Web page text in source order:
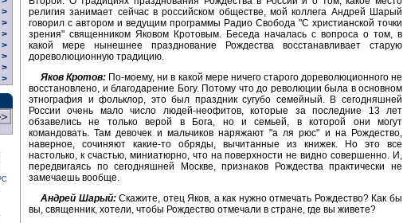
>
>
>
>
>
>
>
религия занимает сейчас в российском обществе, мой коллега Андрей Шарый
говорил с автором и ведущим программы Радио Свобода "С христианской точки
зрения" священником Яковом Кротовым. Беседа началась с вопроса о том, в
какой мере нынешнее празднование Рождества восстанавливает старую
дореволюционную традицию.
Яков Кротов: По-моему, ни в какой мере ничего старого дореволюционного не
восстановлено, и благодарение Богу. Потому что до революции была в основном
этнография и фольклор, это был праздник сугубо семейный. В сегодняшней
России очень мало число людей-неофитов, которые за последние 13 лет
обзавелись не только верой в Бога, но и семьей, в которой они могут
командовать. Там девочек и мальчиков наряжают "а ля рюс" и на Рождество,
наверное, сочиняют какие-то обряды, вычитанные из книжек. Но это все
настолько, к счастью, миниатюрно, что на поверхности не видно совершенно. И,
передвигаясь по сегодняшней Москве, признаков Рождества практически не
замечаешь вообще.
Андрей Шарый:Скажите, отец Яков, а как нужно отмечать Рождество? Как бы
вы, священник, хотели, чтобы Рождество отмечали в стране, где вы живете?